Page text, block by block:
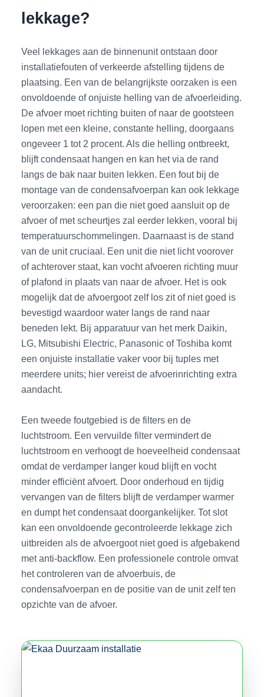
lekkage?
Veel lekkages aan de binnenunit ontstaan door
installatiefouten of verkeerde afstelling tijdens de
plaatsing. Een van de belangrijkste oorzaken is een
onvoldoende of onjuiste helling van de afvoerleiding.
De afvoer moet richting buiten of naar de gootsteen
lopen met een kleine, constante helling, doorgaans
ongeveer 1 tot 2 procent. Als die helling ontbreekt,
blijft condensaat hangen en kan het via de rand
langs de bak naar buiten lekken. Een fout bij de
montage van de condensafvoerpan kan ook lekkage
veroorzaken: een pan die niet goed aansluit op de
afvoer of met scheurtjes zal eerder lekken, vooral bij
temperatuurschommelingen. Daarnaast is de stand
van de unit cruciaal. Een unit die niet licht voorover
of achterover staat, kan vocht afvoeren richting muur
of plafond in plaats van naar de afvoer. Het is ook
mogelijk dat de afvoergoot zelf los zit of niet goed is
bevestigd waardoor water langs de rand naar
beneden lekt. Bij apparatuur van het merk Daikin,
LG, Mitsubishi Electric, Panasonic of Toshiba komt
een onjuiste installatie vaker voor bij tuples met
meerdere units; hier vereist de afvoerinrichting extra
aandacht.
Een tweede foutgebied is de filters en de
luchtstroom. Een vervuilde filter vermindert de
luchtstroom en verhoogt de hoeveelheid condensaat
omdat de verdamper langer koud blijft en vocht
minder efficiënt afvoert. Door onderhoud en tijdig
vervangen van de filters blijft de verdamper warmer
en dumpt het condensaat doorgankelijker. Tot slot
kan een onvoldoende gecontroleerde lekkage zich
uitbreiden als de afvoergoot niet goed is afgebakend
met anti-backflow. Een professionele controle omvat
het controleren van de afvoerbuis, de
condensafvoerpan en de positie van de unit zelf ten
opzichte van de afvoer.